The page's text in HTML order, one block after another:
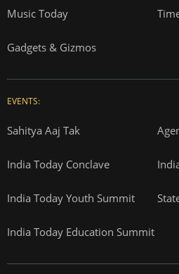
Music Today
Gadgets & Gizmos
EVENTS:
Sahitya Aaj Tak
India Today Conclave
India Today Youth Summit
India Today Education Summit